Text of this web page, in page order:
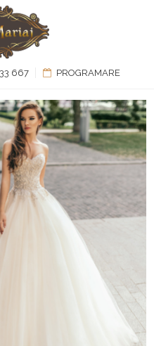
667 PROGRAMARE